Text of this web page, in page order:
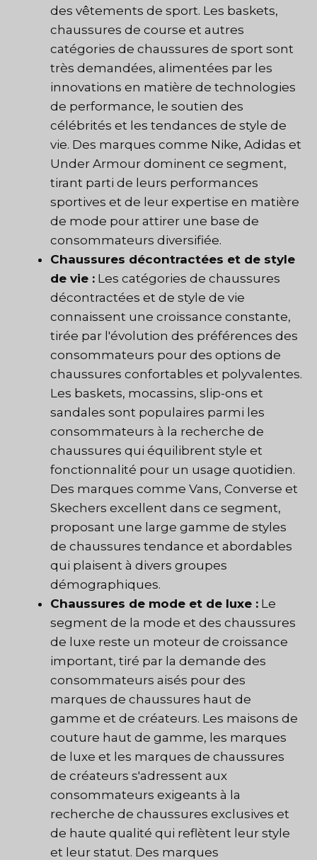
des vêtements de sport. Les baskets,
chaussures de course et autres
catégories de chaussures de sport sont
très demandées, alimentées par les
innovations en matière de technologies
de performance, le soutien des
célébrités et les tendances de style de
vie. Des marques comme Nike, Adidas et
Under Armour dominent ce segment,
tirant parti de leurs performances
sportives et de leur expertise en matière
de mode pour attirer une base de
consommateurs diversifiée.
Chaussures décontractées et de style
de vie : Les catégories de chaussures
décontractées et de style de vie
connaissent une croissance constante,
tirée par l'évolution des préférences des
consommateurs pour des options de
chaussures confortables et polyvalentes.
Les baskets, mocassins, slip-ons et
sandales sont populaires parmi les
consommateurs à la recherche de
chaussures qui équilibrent style et
fonctionnalité pour un usage quotidien.
Des marques comme Vans, Converse et
Skechers excellent dans ce segment,
proposant une large gamme de styles
de chaussures tendance et abordables
qui plaisent à divers groupes
démographiques.
Chaussures de mode et de luxe : Le
segment de la mode et des chaussures
de luxe reste un moteur de croissance
important, tiré par la demande des
consommateurs aisés pour des
marques de chaussures haut de
gamme et de créateurs. Les maisons de
couture haut de gamme, les marques
de luxe et les marques de chaussures
de créateurs s'adressent aux
consommateurs exigeants à la
recherche de chaussures exclusives et
de haute qualité qui reflètent leur style
et leur statut. Des marques